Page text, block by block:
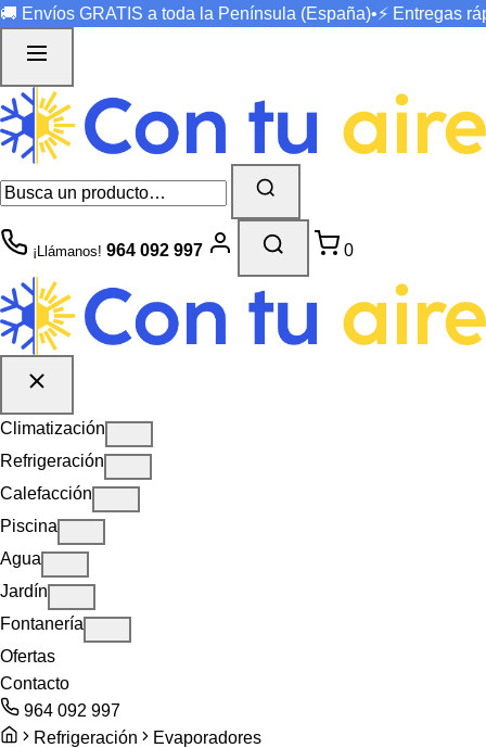
🚚 Envíos GRATIS a toda la Península (España)•⚡ Entregas
¡Llámanos! 964 092 997 0
Climatización
Refrigeración
Calefacción
Piscina
Agua
Jardín
Fontanería
Ofertas
Contacto
964 092 997
Refrigeración
Evaporadores